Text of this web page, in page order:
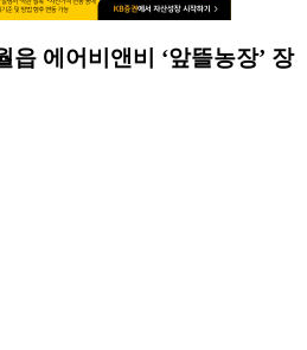
에어비앤비 ‘앞뜰농장’ 장